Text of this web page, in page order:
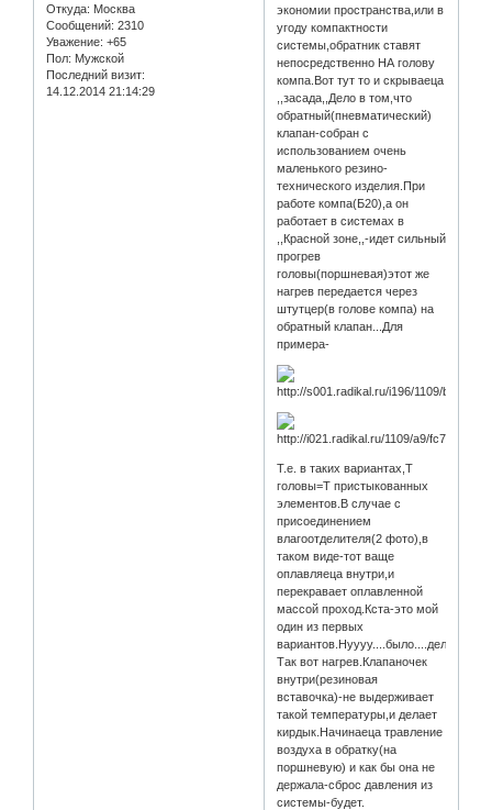
Откуда: Москва
Сообщений: 2310
Уважение: +65
Пол: Мужской
Последний визит:
14.12.2014 21:14:29
экономии пространства,или в
угоду компактности
системы,обратник ставят
непосредственно НА голову
компа.Вот тут то и скрываеца
,,засада,,Дело в том,что
обратный(пневматический)
клапан-собран с
использованием очень
маленького резино-
технического изделия.При
работе компа(Б20),а он
работает в системах в
,,Красной зоне,,-идет сильный
прогрев
головы(поршневая)этот же
нагрев передается через
штутцер(в голове компа) на
обратный клапан...Для
примера-
Т.е. в таких вариантах,Т
головы=Т пристыкованных
элементов.В случае с
присоединением
влагоотделителя(2 фото),в
таком виде-тот ваще
оплавляеца внутри,и
перекравает оплавленной
массой проход.Кста-это мой
один из первых
Так вот нагрев.Клапаночек
внутри(резиновая
вставочка)-не выдерживает
такой температуры,и делает
кирдык.Начинаеца травление
воздуха в обратку(на
поршневую) и как бы она не
держала-сброс давления из
системы-будет.